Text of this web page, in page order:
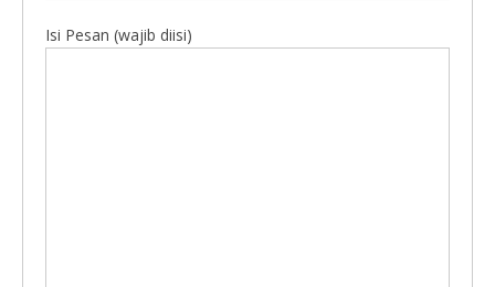
Isi Pesan (wajib diisi)